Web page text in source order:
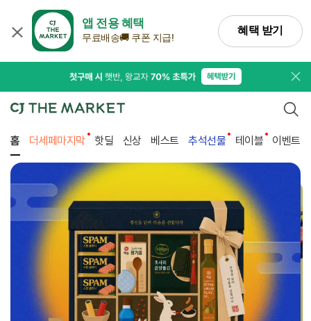
앱 전용 혜택
무료배송🚚 쿠폰 지급!
혜택 받기
프
검색
홈 더세페마지막 핫딜 신상 베스트 추석선물 테이블 이벤트